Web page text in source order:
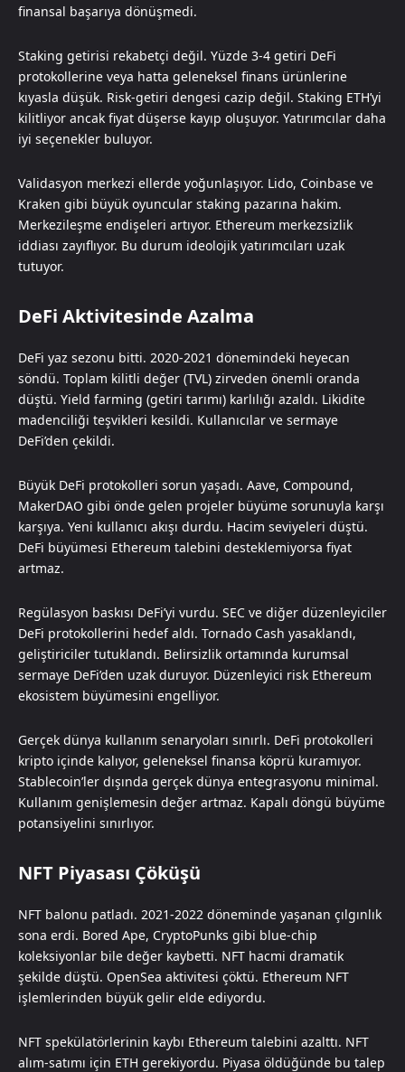
finansal başarıya dönüşmedi.
Staking getirisi rekabetçi değil. Yüzde 3-4 getiri DeFi
protokollerine veya hatta geleneksel finans ürünlerine
kıyasla düşük. Risk-getiri dengesi cazip değil. Staking ETH’yi
kilitliyor ancak fiyat düşerse kayıp oluşuyor. Yatırımcılar daha
iyi seçenekler buluyor.
Validasyon merkezi ellerde yoğunlaşıyor. Lido, Coinbase ve
Kraken gibi büyük oyuncular staking pazarına hakim.
Merkezileşme endişeleri artıyor. Ethereum merkezsizlik
iddiası zayıflıyor. Bu durum ideolojik yatırımcıları uzak
tutuyor.
DeFi Aktivitesinde Azalma
DeFi yaz sezonu bitti. 2020-2021 dönemindeki heyecan
söndü. Toplam kilitli değer (TVL) zirveden önemli oranda
düştü. Yield farming (getiri tarımı) karlılığı azaldı. Likidite
madenciliği teşvikleri kesildi. Kullanıcılar ve sermaye
DeFi’den çekildi.
Büyük DeFi protokolleri sorun yaşadı. Aave, Compound,
MakerDAO gibi önde gelen projeler büyüme sorunuyla karşı
karşıya. Yeni kullanıcı akışı durdu. Hacim seviyeleri düştü.
DeFi büyümesi Ethereum talebini desteklemiyorsa fiyat
artmaz.
Regülasyon baskısı DeFi’yi vurdu. SEC ve diğer düzenleyiciler
DeFi protokollerini hedef aldı. Tornado Cash yasaklandı,
geliştiriciler tutuklandı. Belirsizlik ortamında kurumsal
sermaye DeFi’den uzak duruyor. Düzenleyici risk Ethereum
ekosistem büyümesini engelliyor.
Gerçek dünya kullanım senaryoları sınırlı. DeFi protokolleri
kripto içinde kalıyor, geleneksel finansa köprü kuramıyor.
Stablecoin’ler dışında gerçek dünya entegrasyonu minimal.
Kullanım genişlemesin değer artmaz. Kapalı döngü büyüme
potansiyelini sınırlıyor.
NFT Piyasası Çöküşü
NFT balonu patladı. 2021-2022 döneminde yaşanan çılgınlık
sona erdi. Bored Ape, CryptoPunks gibi blue-chip
koleksiyonlar bile değer kaybetti. NFT hacmi dramatik
şekilde düştü. OpenSea aktivitesi çöktü. Ethereum NFT
işlemlerinden büyük gelir elde ediyordu.
NFT spekülatörlerinin kaybı Ethereum talebini azalttı. NFT
alım-satımı için ETH gerekiyordu. Piyasa öldüğünde bu talep